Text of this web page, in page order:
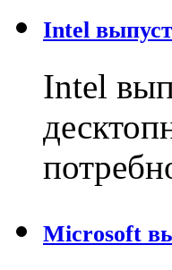
Intel
Intel
Microsoft